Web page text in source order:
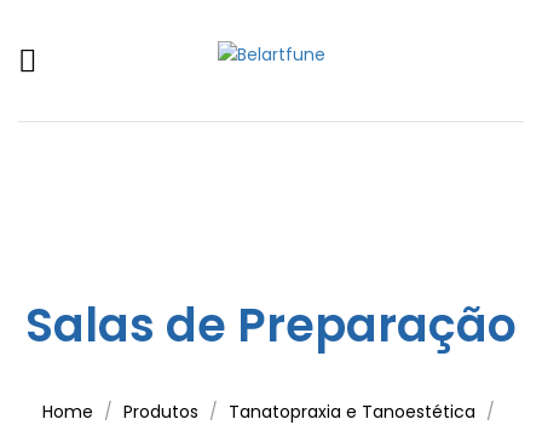
Salas de Preparação
Home Produtos
Tanatopraxia e Tanoestética